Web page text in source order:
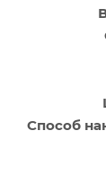
Способ